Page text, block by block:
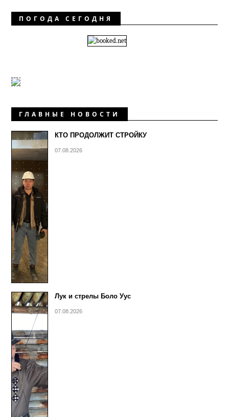
ПОГОДА СЕГОДНЯ
ГЛАВНЫЕ НОВОСТИ
КТО ПРОДОЛЖИТ СТРОЙКУ
07.08.2026
Лук и стрелы Боло Уус
07.08.2026